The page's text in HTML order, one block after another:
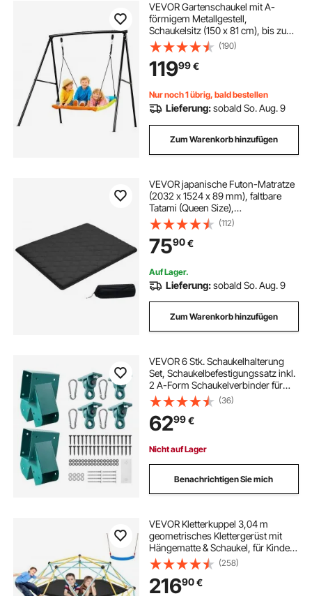
VEVOR Gartenschaukel mit A-
förmigem Metallgestell,
Schaukelsitz (150 x 81 cm), bis zu
199,6 kg Tragkraft, Schaukelset
Outdoor, Verstärkt mit
Spiralförmigen Bodenankern,
Kinderschaukel Farbenfroh
(190)
11999€
Nur noch 1 übrig, bald bestellen
Lieferung:sobald So. Aug. 9
Zum Warenkorb hinzufügen
VEVOR japanische Futon-Matratze
(2032 x 1524 x 89 mm), faltbare
Tatami (Queen Size),
Bodenmatratze mit
Aufbewahrungstasche &
Befestigungsmaterial, 9-lagige
Schlafmatte für Meditation Yoga,
Schwarz
(112)
7590€
Auf Lager.
Lieferung:sobald So. Aug. 9
Zum Warenkorb hinzufügen
VEVOR 6 Stk. Schaukelhalterung
Set, Schaukelbefestigungssatz inkl.
2 A-Form Schaukelverbinder für
94x144mm Balken 94x94mm
Beine & 4 567kg Schaukelhaken,
Befestigungsmaterial für Schaukel
Outdoor, Grün
(36)
6299€
Nicht auf Lager
Benachrichtigen Sie mich
VEVOR Kletterkuppel 3,04 m
geometrisches Klettergerüst mit
Hängematte & Schaukel, für Kinder
von 3 bis 10 Jahren, Klettergerüst
340 kg Tragfähigkeit, mit
Klettergriff, Spielgerät für den
(258)
21690€